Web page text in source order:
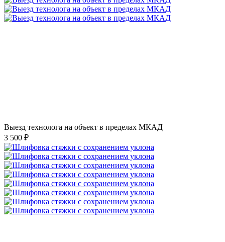
Выезд технолога на объект в пределах МКАД
3 500 ₽